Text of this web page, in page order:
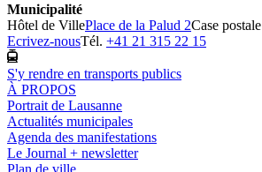
Municipalité
Hôtel de VillePlace de la Palud 2Case
Ecrivez-nousTél. +41 21 315 22 15
S'y rendre en transports publics
À PROPOS
Portrait de Lausanne
Actualités municipales
Agenda des manifestations
Le Journal + newsletter